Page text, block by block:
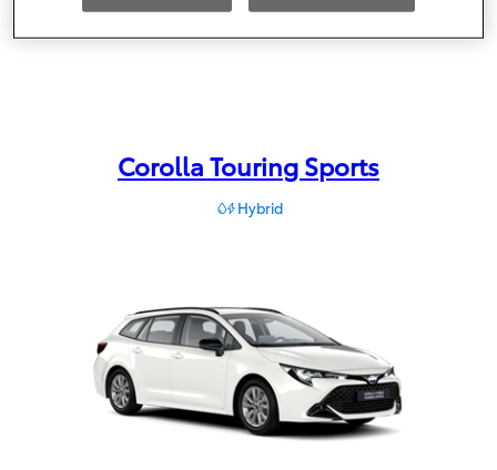
Corolla Touring Sports
Hybrid